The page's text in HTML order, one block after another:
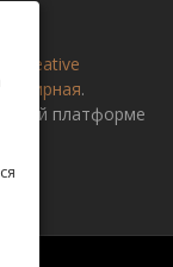
Creative
.
платформе